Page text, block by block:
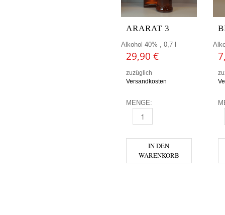
ARARAT 3
Alkohol 40% , 0,7 l
29,90 €
zuzüglich
Versandkosten
MENGE:
ARARAT 3 MENGE
IN DEN
WARENKORB